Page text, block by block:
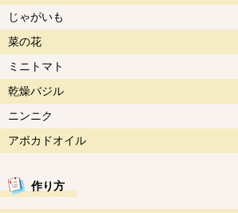
じゃがいも
菜の花
ミニトマト
乾燥バジル
ニンニク
アボカドオイル
作り方